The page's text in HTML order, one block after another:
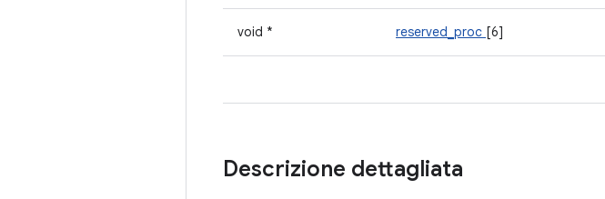
void * reserved_proc [6]
Descrizione dettagliata